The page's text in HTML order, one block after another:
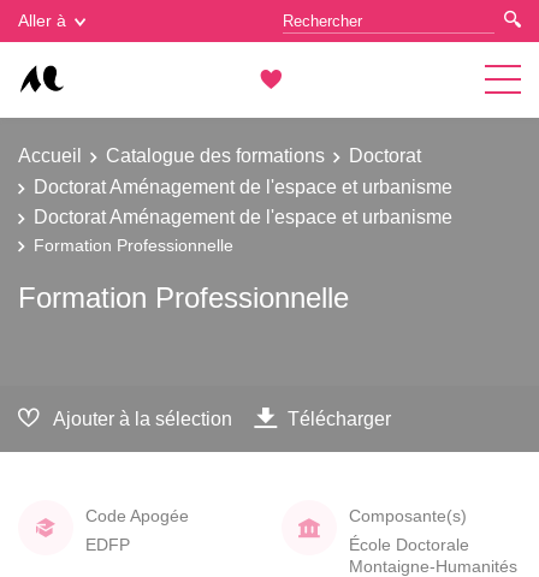
Aller à
Accueil Catalogue des formations
Doctorat
Doctorat Aménagement de l'espace et urbanisme
Doctorat Aménagement de l'espace et urbanisme
Formation Professionnelle
Formation Professionnelle
Ajouter à la sélection Télécharger
Code Apogée
EDFP
Composante(s)
École Doctorale
Montaigne-Humanités
Gestion des cookies